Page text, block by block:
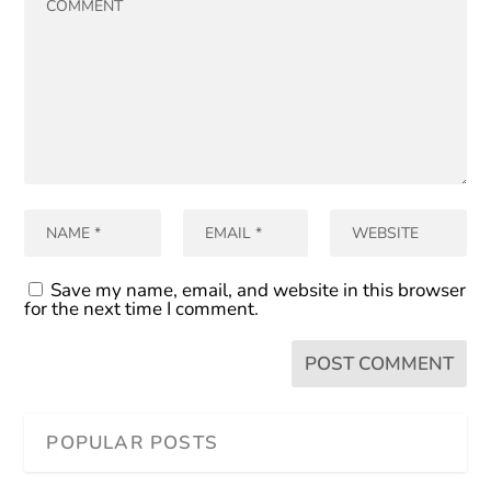
Save my name, email, and website in this browser
for the next time I comment.